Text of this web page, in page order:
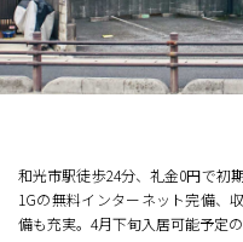
和光市駅徒歩24分、礼金0円で初
1Gの無料インターネット完備、
備も充実。4月下旬入居可能予定の